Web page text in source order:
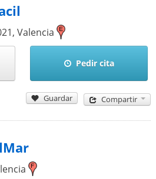
, Valencia
Pedir cita
Guardar Compartir